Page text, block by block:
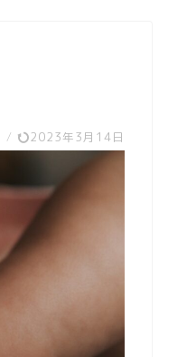
/ 2023年3月14日